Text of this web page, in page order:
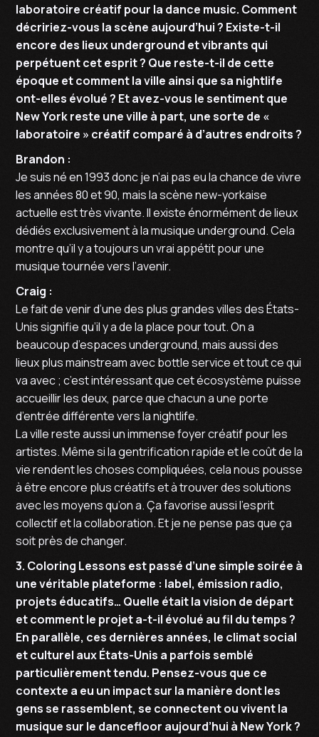
laboratoire créatif pour la dance music. Comment
décririez-vous la scène aujourd’hui ? Existe-t-il
encore des lieux underground et vibrants qui
perpétuent cet esprit ? Que reste-t-il de cette
époque et comment la ville ainsi que sa nightlife
ont-elles évolué ? Et avez-vous le sentiment que
New York reste une ville à part, une sorte de «
laboratoire » créatif comparé à d’autres endroits ?
Brandon :
Je suis né en 1993 donc je n’ai pas eu la chance de vivre
les années 80 et 90, mais la scène new-yorkaise
actuelle est très vivante. Il existe énormément de lieux
dédiés exclusivement à la musique underground. Cela
montre qu’il y a toujours un vrai appétit pour une
musique tournée vers l’avenir.
Craig :
Le fait de venir d’une des plus grandes villes des États-
Unis signifie qu’il y a de la place pour tout. On a
beaucoup d’espaces underground, mais aussi des
lieux plus mainstream avec bottle service et tout ce qui
va avec ; c’est intéressant que cet écosystème puisse
accueillir les deux, parce que chacun a une porte
d’entrée différente vers la nightlife.
La ville reste aussi un immense foyer créatif pour les
artistes. Même si la gentrification rapide et le coût de la
vie rendent les choses compliquées, cela nous pousse
à être encore plus créatifs et à trouver des solutions
avec les moyens qu’on a. Ça favorise aussi l’esprit
collectif et la collaboration. Et je ne pense pas que ça
soit près de changer.
3. Coloring Lessons est passé d’une simple soirée à
une véritable plateforme : label, émission radio,
projets éducatifs… Quelle était la vision de départ
et comment le projet a-t-il évolué au fil du temps ?
En parallèle, ces dernières années, le climat social
et culturel aux États-Unis a parfois semblé
particulièrement tendu. Pensez-vous que ce
contexte a eu un impact sur la manière dont les
gens se rassemblent, se connectent ou vivent la
musique sur le dancefloor aujourd’hui à New York ?